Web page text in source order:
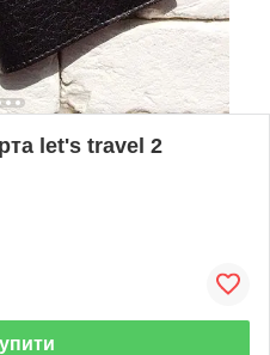
let's travel 2